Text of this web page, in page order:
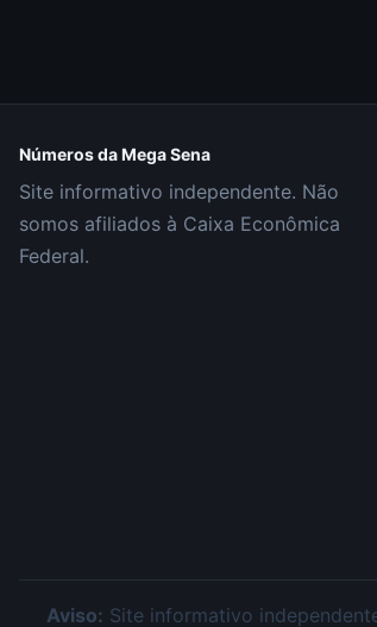
Números da Mega Sena
Site informativo independente. Não
somos afiliados à Caixa Econômica
Federal.
Aviso: Site informativo